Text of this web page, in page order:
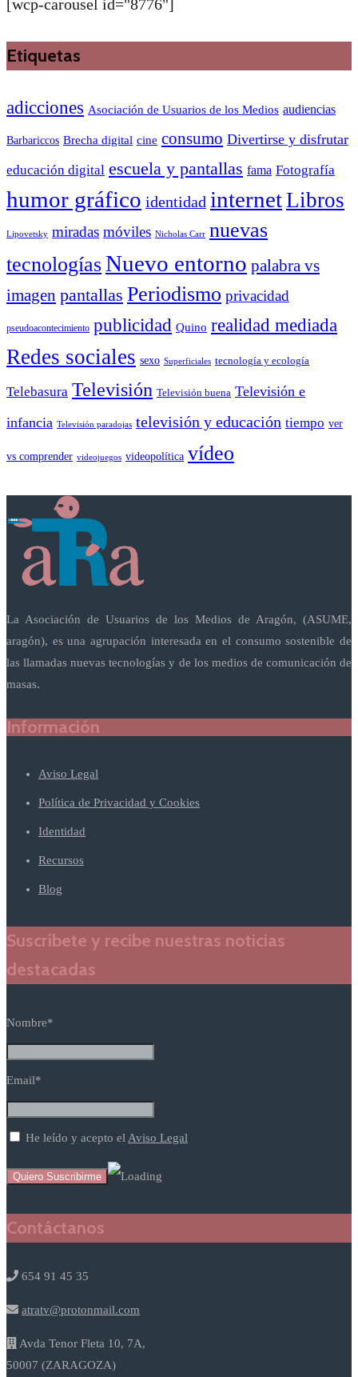
[wcp-carousel id="8776"]
Etiquetas
adicciones Asociación de Usuarios de los Medios audiencias
Barbariccos Brecha digital cine consumo Divertirse y disfrutar
educación digital escuela y pantallas fama Fotografía
humor gráfico identidad internetLibros
Lipovetsky miradas móviles Nicholas Carr nuevas
tecnologíasNuevo entorno palabra vs
imagen pantallas Periodismo privacidad
pseudoacontecimiento publicidad Quino realidad mediada
Redes sociales sexo Superficiales tecnología y ecología
Telebasura Televisión Televisión buena Televisión e
infancia Televisión paradojas televisión y educación tiempo ver
vs comprender videojuegos videopolítica vídeo
La Asociación de Usuarios de los Medios de Aragón, (ASUME,
aragón), es una agrupación interesada en el consumo sostenible de
las llamadas nuevas tecnologías y de los medios de comunicación de
masas.
Información
Aviso Legal
Política de Privacidad y Cookies
Identidad
Recursos
Blog
Suscríbete y recibe nuestras noticias
destacadas
Nombre*
Email*
He leído y acepto el Aviso Legal
Contáctanos
654 91 45 35
atratv@protonmail.com
Avda Tenor Fleta 10, 7A,
50007 (ZARAGOZA)